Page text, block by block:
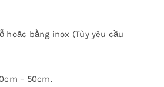
hoặc bằng inox (Tùy yêu cầu
– 50cm.